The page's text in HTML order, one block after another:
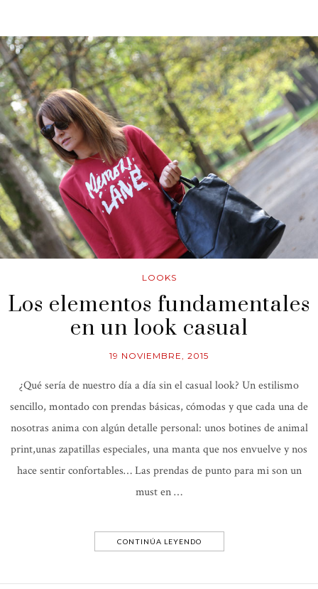
LOOKS
Los elementos fundamentales
en un look casual
19 NOVIEMBRE, 2015
¿Qué sería de nuestro día a día sin el casual look? Un estilismo
sencillo, montado con prendas básicas, cómodas y que cada una de
nosotras anima con algún detalle personal: unos botines de animal
print,unas zapatillas especiales, una manta que nos envuelve y nos
hace sentir confortables… Las prendas de punto para mi son un
must en …
CONTINÚA LEYENDO